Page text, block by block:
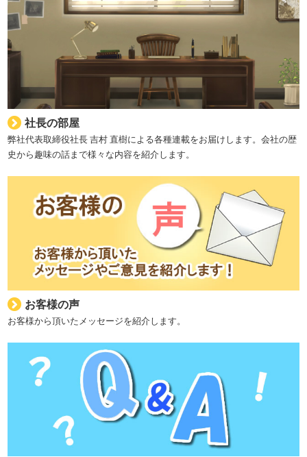
社長の部屋
弊社代表取締役社長 吉村 直樹による各種連載をお届けします。会社の歴
史から趣味の話まで様々な内容を紹介します。
お客様の声
お客様から頂いたメッセージを紹介します。